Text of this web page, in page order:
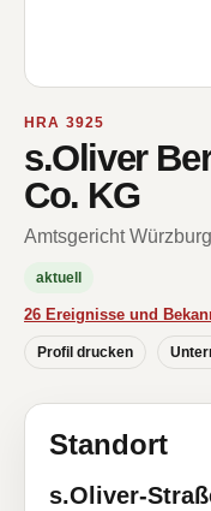
HRA 3925
s.Oliver
Co. KG
Amtsgericht
aktuell
26 Ereignisse und
Profil drucken
Standort
s.Oliver-